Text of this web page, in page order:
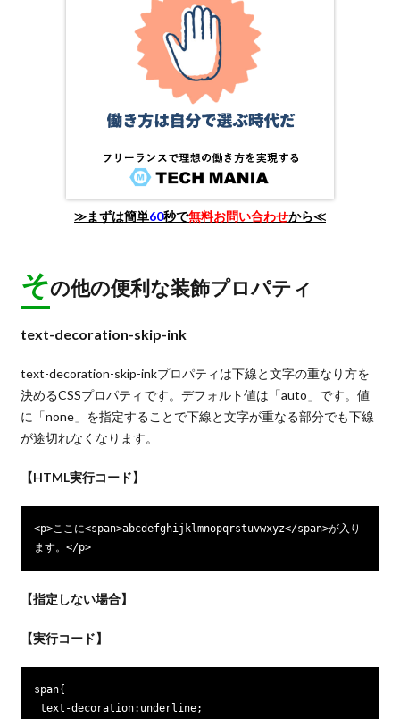
≫まずは簡単60秒で無料お問い合わせから≪
その他の便利な装飾プロパティ
text-decoration-skip-ink
text-decoration-skip-inkプロパティは下線と文字の重なり方を
決めるCSSプロパティです。デフォルト値は「auto」です。値
に「none」を指定することで下線と文字が重なる部分でも下線
が途切れなくなります。
【HTML実行コード】
<p>ここに<span>abcdefghijklmnopqrstuvwxyz</span>が入り
ます。</p>
【指定しない場合】
【実行コード】
span{
text-decoration:underline;